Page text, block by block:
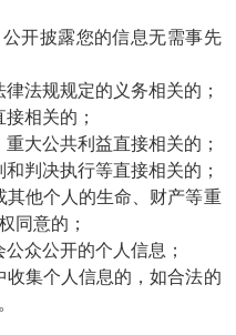
开披露您的信息无需事先
法规规定的义务相关的；
相关的；
大公共利益直接相关的；
判决执行等直接相关的；
其他个人的生命、财产等重
同意的；
众公开的个人信息；
收集个人信息的，如合法的